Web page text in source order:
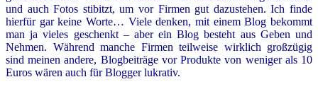
und auch Fotos stibitzt, um vor Firmen gut dazustehen. Ich finde
hierfür gar keine Worte… Viele denken, mit einem Blog bekommt
man ja vieles geschenkt – aber ein Blog besteht aus Geben und
Nehmen. Während manche Firmen teilweise wirklich großzügig
sind meinen andere, Blogbeiträge vor Produkte von weniger als 10
Euros wären auch für Blogger lukrativ.